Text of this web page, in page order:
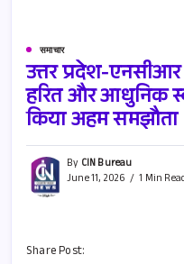
समाचार
उत्तर प्रदेश-
हरित और आधुनिक
किया अहम समझौता
By CIN Bureau
June 11, 2026
1 Min
Share Post: